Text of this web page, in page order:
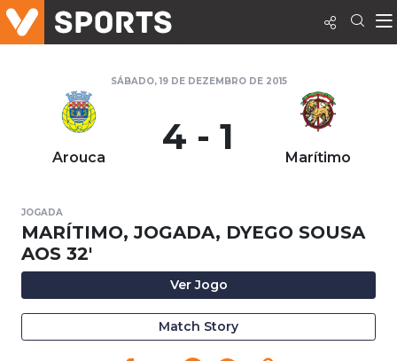
SÁBADO, 19 DE DEZEMBRO DE 2015
Arouca 4 - 1 Marítimo
JOGADA
MARÍTIMO, JOGADA, DYEGO SOUSA
AOS 32'
Ver Jogo
Match Story